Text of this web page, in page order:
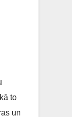
to
un